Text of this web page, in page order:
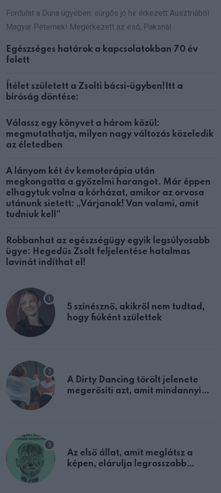
Fordulat a Duna ügyében: sürgős jó hír érkezett Ausztriából
Magyar Péternek! Megérkezett az eső, Paksnál
Egészséges határok a kapcsolatokban 70 év
felett
Ítélet született a Zsolti bácsi-ügyben!Itt a
bíróság döntése:
Válassz egy könyvet a három közül:
megmutathatja, milyen nagy változás közeledik
az életedben
A lányom két év kemoterápia után
megkongatta a győzelmi harangot. Már éppen
elhagytuk volna a kórházat, amikor az orvosa
utánunk sietett: „Várjanak! Van valami, amit
tudniuk kell”
Robbanhat az egészségügy egyik legsúlyosabb
ügye: Hegedűs Zsolt feljelentése hatalmas
lavinát indíthat el!
5 színésznő, akikről nem tudtad,
hogy fiúként születtek
A Dirty Dancing törölt jelenete
megerősíti azt, amit mindannyian
Az első állat, amit meglátsz a
képen, elárulja legrosszabb